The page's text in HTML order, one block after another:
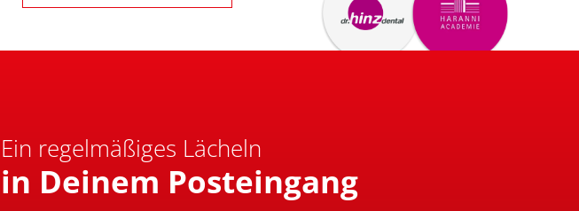
Ein regelmäßiges Lächeln
in Deinem Posteingang